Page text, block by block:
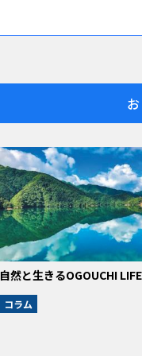
自然と生きるOGOUCHI LIFE
コラム